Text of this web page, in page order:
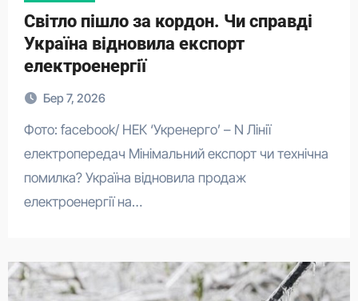
Світло пішло за кордон. Чи справді
Україна відновила експорт
електроенергії
Бер 7, 2026
Фото: facebook/ НЕК ‘Укренерго’ – N Лінії
електропередач Мінімальний експорт чи технічна
помилка? Україна відновила продаж
електроенергії на…